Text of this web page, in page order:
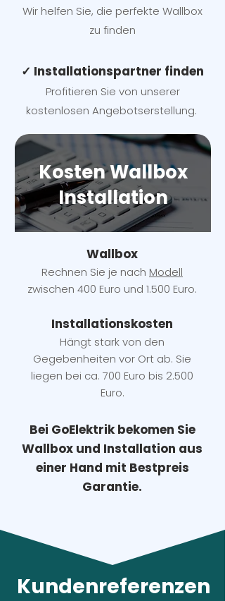
Wir helfen Sie, die perfekte Wallbox
zu finden
✓ Installationspartner finden
Profitieren Sie von unserer
kostenlosen Angebotserstellung.
Kosten Wallbox
Installation
Wallbox
Rechnen Sie je nach Modell
zwischen 400 Euro und 1.500 Euro.
Installationskosten
Hängt stark von den
Gegebenheiten vor Ort ab. Sie
liegen bei ca. 700 Euro bis 2.500
Euro.
Bei GoElektrik bekomen Sie
Wallbox und Installation aus
einer Hand mit Bestpreis
Garantie.
Kundenreferenzen